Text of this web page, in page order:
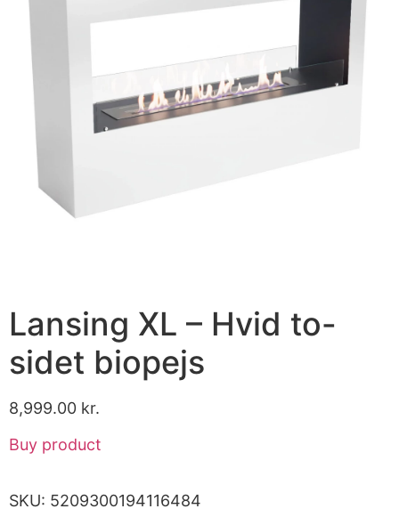
Lansing XL – Hvid to-
sidet biopejs
8,999.00 kr.
Buy product
SKU: 5209300194116484